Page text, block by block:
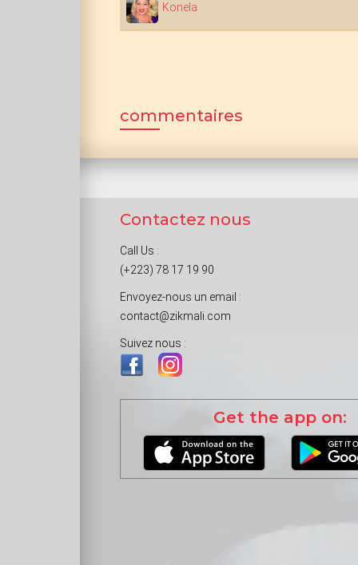
Konela
commentaires
Contactez nous
Call Us :
(+223) 78 17 19 90
Envoyez-nous un email :
contact@zikmali.com
Suivez nous :
Get the app on: